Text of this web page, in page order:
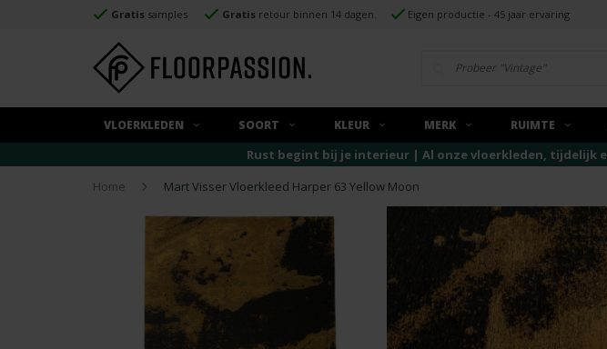
Gratis samples Gratis retour binnen 14 dagen. Eigen productie - 45 jaar ervaring
VLOERKLEDEN SOORT KLEUR MERK RUIMTE
Rust begint bij je interieur | Al onze vloerkleden, tijdelijk
Home
Mart Visser Vloerkleed Harper 63 Yellow Moon